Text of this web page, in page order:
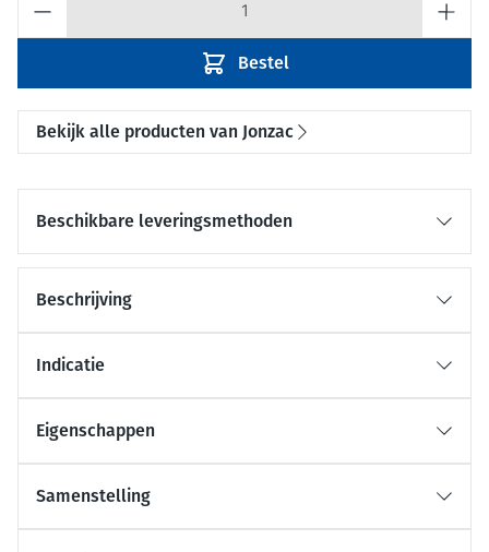
Bestel
Bekijk alle producten van Jonzac
Beschikbare leveringsmethoden
Beschrijving
Indicatie
Eigenschappen
Samenstelling